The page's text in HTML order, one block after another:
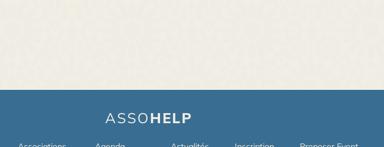
ASSOHELP